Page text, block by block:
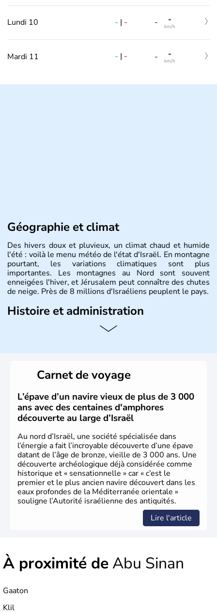
Lundi 10 - | - - -
km/h
Mardi 11 - | - - -
km/h
Géographie et climat
Des hivers doux et pluvieux, un climat chaud et humide
l'été : voilà le menu météo de l'état d'Israël. En montagne
pourtant, les variations climatiques sont plus
importantes. Les montagnes au Nord sont souvent
enneigées l'hiver, et Jérusalem peut connaître des chutes
de neige. Près de 8 millions d'Israéliens peuplent le pays.
Histoire et administration
L'Israël est un état de la partie est de la Méditerranée,
vrai essor économique dans le domaine des nouvelles
Carnet de voyage
L’épave d’un navire vieux de plus de 3 000
ans avec des centaines d'amphores
découverte au large d’Israël
Au nord d’Israël, une société spécialisée dans
l’énergie a fait l’incroyable découverte d’une épave
datant de l’âge de bronze, vieille de 3 000 ans. Une
découverte archéologique déjà considérée comme
historique et « sensationnelle » car « c’est le
premier et le plus ancien navire découvert dans les
eaux profondes de la Méditerranée orientale »
souligne l’Autorité israélienne des antiquités.
Lire l'article
À proximité deAbu Sinan
Gaaton
Klil